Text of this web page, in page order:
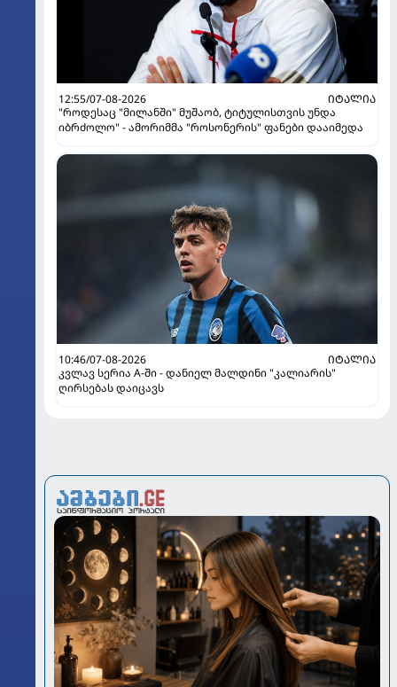
12:55/07-08-2026
ᲘᲢᲐᲚᲘᲐ
"როდესაც "მილანში" მუშაობ, ტიტულისთვის უნდა
იბრძოლო" - ამორიმმა "როსონერის" ფანები დააიმედა
10:46/07-08-2026
ᲘᲢᲐᲚᲘᲐ
კვლავ სერია A-ში - დანიელ მალდინი "კალიარის"
ღირსებას დაიცავს